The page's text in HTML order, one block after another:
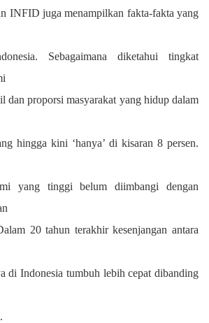
INFID juga menampilkan fakta-fakta yang
Sebagaimana diketahui tingkat
dan proporsi masyarakat yang hidup dalam
hingga kini ‘hanya’ di kisaran 8 persen.
yang tinggi belum diimbangi dengan
20 tahun terakhir kesenjangan antara
di Indonesia tumbuh lebih cepat dibanding